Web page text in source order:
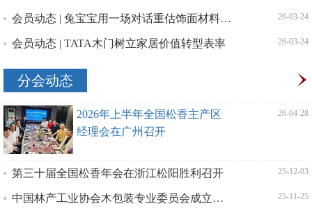
会员动态 | 兔宝宝用一场对话重估饰面材料的价值坐标 | 26-03-24
会员动态 | TATA木门树立家居价值转型表率 | 26-03-24
分会动态
2026年上半年全国松香主产区
经理会在广州召开
| 26-04-28
第三十届全国松香年会在浙江松阳胜利召开 | 25-12-03
中国林产工业协会木包装专业委员会成立大会在广西南宁顺利召开 | 25-11-25